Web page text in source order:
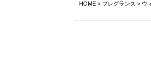
HOME> フレグランス > ウ